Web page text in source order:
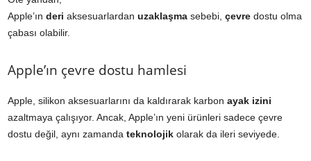
Apple’ın deri aksesuarlardan uzaklaşma sebebi, çevre dostu olma
çabası olabilir.
Apple’ın çevre dostu hamlesi
Apple, silikon aksesuarlarını da kaldırarak karbon ayak izini
azaltmaya çalışıyor. Ancak, Apple’ın yeni ürünleri sadece çevre
dostu değil, aynı zamanda teknolojik olarak da ileri seviyede.